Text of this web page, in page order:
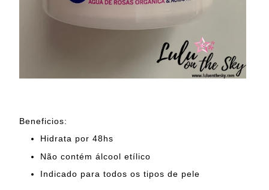
Beneficios:
Hidrata por 48hs
Não contém álcool etílico
Indicado para todos os tipos de pele